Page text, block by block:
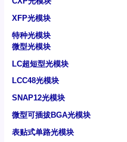
XFP光模块
特种光模块
微型光模块
LC超短型光模块
LCC48光模块
SNAP12光模块
微型可插拔BGA光模块
表贴式单路光模块